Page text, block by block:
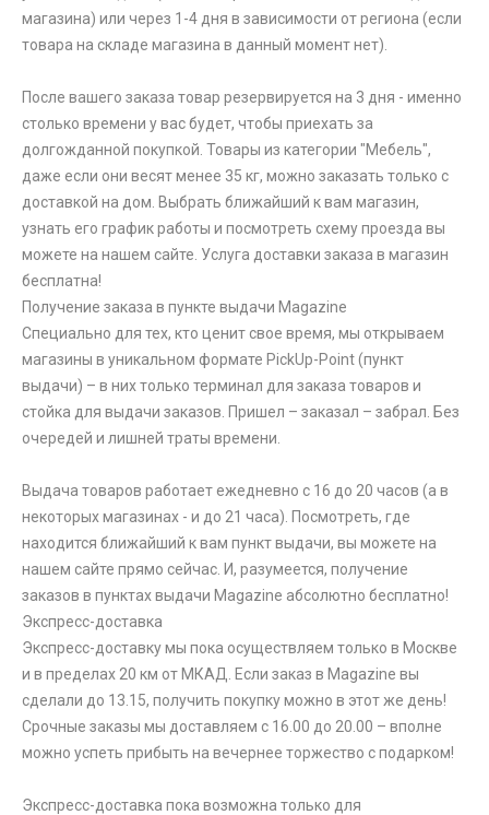
магазина) или через 1-4 дня в зависимости от региона (если
товара на складе магазина в данный момент нет).
После вашего заказа товар резервируется на 3 дня - именно
столько времени у вас будет, чтобы приехать за
долгожданной покупкой. Товары из категории "Мебель",
даже если они весят менее 35 кг, можно заказать только с
доставкой на дом. Выбрать ближайший к вам магазин,
узнать его график работы и посмотреть схему проезда вы
можете на нашем сайте. Услуга доставки заказа в магазин
бесплатна!
Получение заказа в пункте выдачи Magazine
Специально для тех, кто ценит свое время, мы открываем
магазины в уникальном формате PickUp-Point (пункт
выдачи) – в них только терминал для заказа товаров и
стойка для выдачи заказов. Пришел – заказал – забрал. Без
очередей и лишней траты времени.
Выдача товаров работает ежедневно с 16 до 20 часов (а в
некоторых магазинах - и до 21 часа). Посмотреть, где
находится ближайший к вам пункт выдачи, вы можете на
нашем сайте прямо сейчас. И, разумеется, получение
заказов в пунктах выдачи Magazine абсолютно бесплатно!
Экспресс-доставка
Экспресс-доставку мы пока осуществляем только в Москве
и в пределах 20 км от МКАД. Если заказ в Magazine вы
сделали до 13.15, получить покупку можно в этот же день!
Срочные заказы мы доставляем с 16.00 до 20.00 – вполне
можно успеть прибыть на вечернее торжество с подарком!
Экспресс-доставка пока возможна только для